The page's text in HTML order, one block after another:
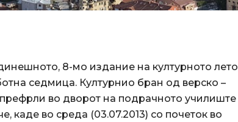
8-мо издание на културното лето
седмица. Културнио бран од верско –
во дворот на подрачното училиште
каде во среда (03.07.2013) со почеток во